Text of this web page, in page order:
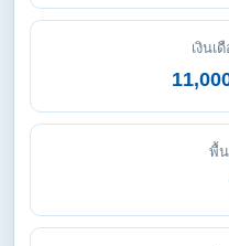
เงินเ
พื้